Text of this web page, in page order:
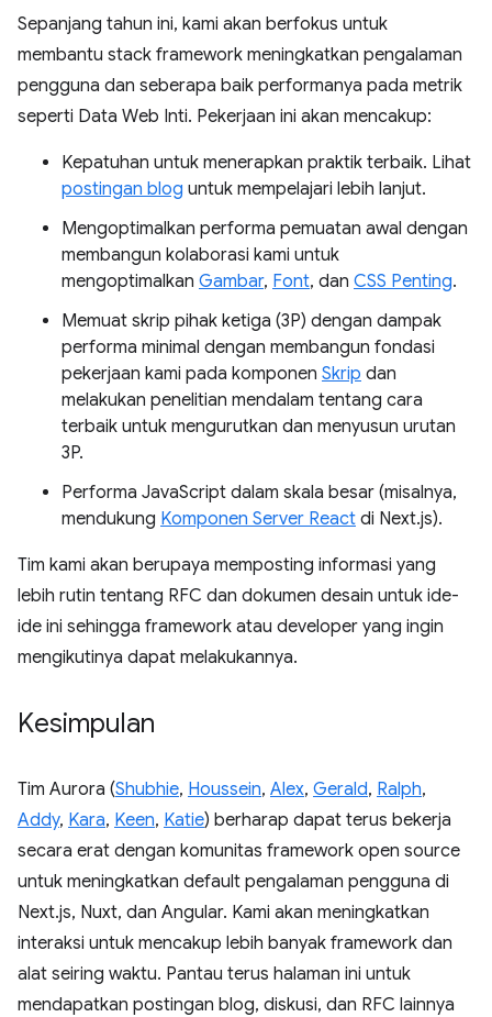
Sepanjang tahun ini, kami akan berfokus untuk
membantu stack framework meningkatkan pengalaman
pengguna dan seberapa baik performanya pada metrik
seperti Data Web Inti. Pekerjaan ini akan mencakup:
Kepatuhan untuk menerapkan praktik terbaik. Lihat
postingan blog untuk mempelajari lebih lanjut.
Mengoptimalkan performa pemuatan awal dengan
membangun kolaborasi kami untuk
mengoptimalkan Gambar, Font, dan CSS Penting.
Memuat skrip pihak ketiga (3P) dengan dampak
performa minimal dengan membangun fondasi
pekerjaan kami pada komponen Skrip dan
melakukan penelitian mendalam tentang cara
terbaik untuk mengurutkan dan menyusun urutan
3P.
Performa JavaScript dalam skala besar (misalnya,
mendukung Komponen Server React di Next.js).
Tim kami akan berupaya memposting informasi yang
lebih rutin tentang RFC dan dokumen desain untuk ide-
ide ini sehingga framework atau developer yang ingin
mengikutinya dapat melakukannya.
Kesimpulan
Tim Aurora (Shubhie, Houssein, Alex, Gerald, Ralph,
Addy, Kara, Keen, Katie) berharap dapat terus bekerja
secara erat dengan komunitas framework open source
untuk meningkatkan default pengalaman pengguna di
Next.js, Nuxt, dan Angular. Kami akan meningkatkan
interaksi untuk mencakup lebih banyak framework dan
alat seiring waktu. Pantau terus halaman ini untuk
mendapatkan postingan blog, diskusi, dan RFC lainnya